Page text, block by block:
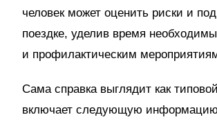
человек может оценить риски и
поездке, уделив время
и профилактическим
Сама справка выглядит как
включает следующую